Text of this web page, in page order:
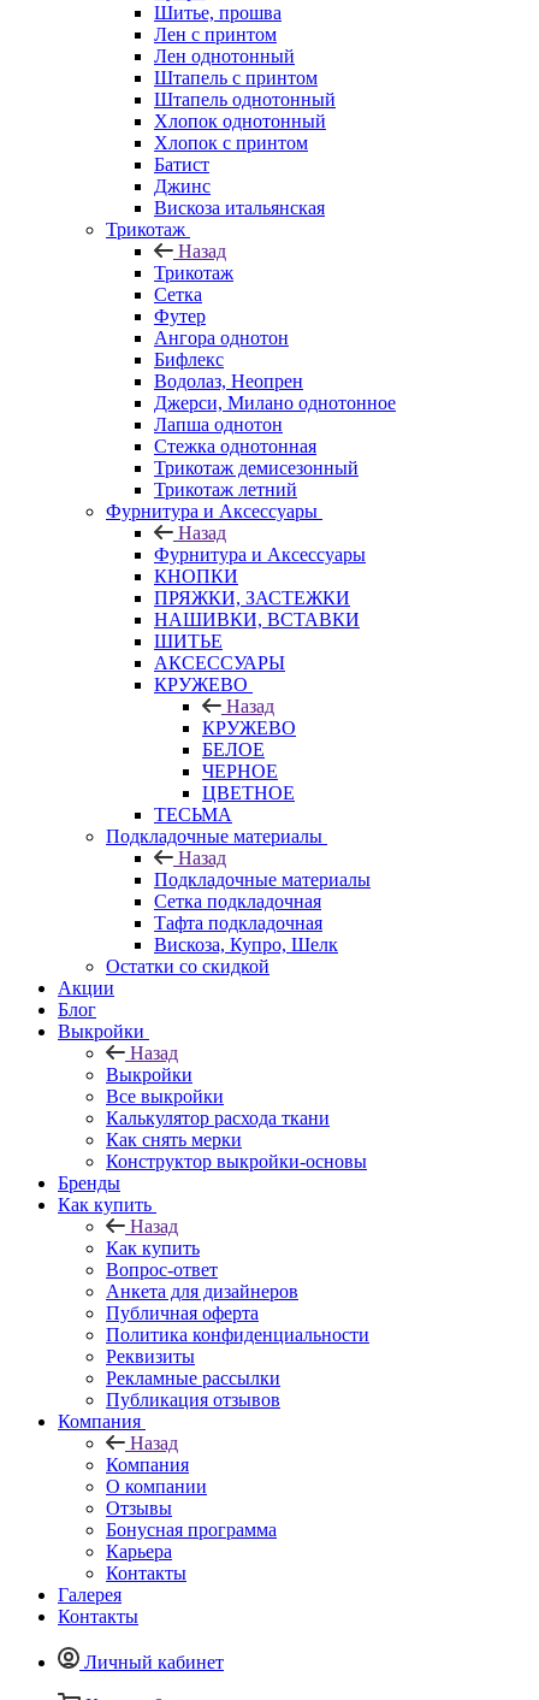
Шитье, прошва
Лен с принтом
Лен однотонный
Штапель с принтом
Штапель однотонный
Хлопок однотонный
Хлопок с принтом
Батист
Джинс
Вискоза итальянская
Трикотаж
Назад
Трикотаж
Сетка
Футер
Ангора однотон
Бифлекс
Водолаз, Неопрен
Джерси, Милано однотонное
Лапша однотон
Стежка однотонная
Трикотаж демисезонный
Трикотаж летний
Фурнитура и Аксессуары
Назад
Фурнитура и Аксессуары
КНОПКИ
ПРЯЖКИ, ЗАСТЕЖКИ
НАШИВКИ, ВСТАВКИ
ШИТЬЕ
АКСЕССУАРЫ
КРУЖЕВО
Назад
КРУЖЕВО
БЕЛОЕ
ЧЕРНОЕ
ЦВЕТНОЕ
ТЕСЬМА
Подкладочные материалы
Назад
Подкладочные материалы
Сетка подкладочная
Тафта подкладочная
Вискоза, Купро, Шелк
Остатки со скидкой
Акции
Блог
Выкройки
Назад
Выкройки
Все выкройки
Калькулятор расхода ткани
Как снять мерки
Конструктор выкройки-основы
Бренды
Как купить
Назад
Как купить
Вопрос-ответ
Анкета для дизайнеров
Публичная оферта
Политика конфиденциальности
Реквизиты
Рекламные рассылки
Публикация отзывов
Компания
Назад
Компания
О компании
Отзывы
Бонусная программа
Карьера
Контакты
Галерея
Контакты
Личный кабинет